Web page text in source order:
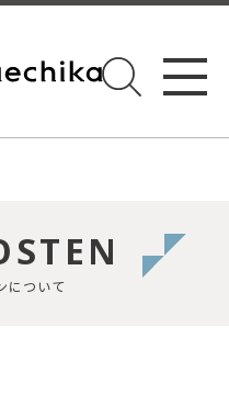
について